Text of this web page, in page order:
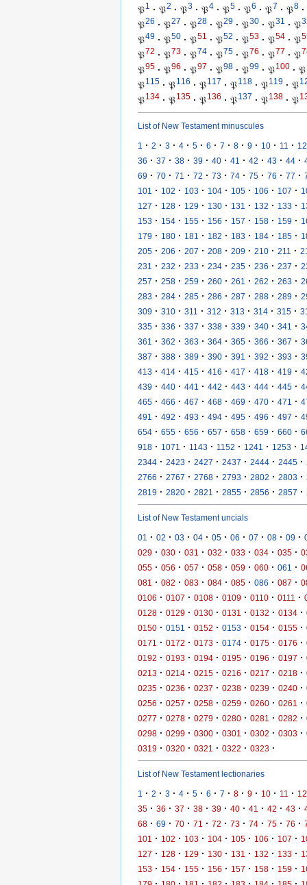
𝔓1 · 𝔓2 · 𝔓3 · 𝔓4 · 𝔓5 · 𝔓6 · 𝔓7 · 𝔓8 ·
𝔓26 · 𝔓27 · 𝔓28 · 𝔓29 · 𝔓30 · 𝔓31 · 𝔓
𝔓49 · 𝔓50 · 𝔓51 · 𝔓52 · 𝔓53 · 𝔓54 · 𝔓
𝔓72 · 𝔓73 · 𝔓74 · 𝔓75 · 𝔓76 · 𝔓77 · 𝔓
𝔓95 · 𝔓96 · 𝔓97 · 𝔓98 · 𝔓99 · 𝔓100 · 𝔓
𝔓115 · 𝔓116 · 𝔓117 · 𝔓118 · 𝔓119 · 𝔓
𝔓134 · 𝔓135 · 𝔓136 · 𝔓137 · 𝔓138 · 𝔓
List of New Testament minuscules
1 · 2 · 3 · 4 · 5 · 6 · 7 · 8 · 9 · 10 · 11 · 12
36 · 37 · 38 · 39 · 40 · 41 · 42 · 43 · 44 ·
69 · 70 · 71 · 72 · 73 · 74 · 75 · 76 · 77 ·
101
· 102 · 103 · 104 · 105 · 106 · 107 ·
127 · 128 · 129 · 130 · 131 · 132 · 133 ·
153 · 154 · 155 · 156 · 157 · 158 · 159 ·
179 · 180 · 181 · 182 · 183 · 184 · 185 ·
205 · 206 · 207 · 208 · 209 · 210 · 211 ·
231
· 232 · 233 · 234 · 235 · 236 · 237 ·
257 · 258 · 259 · 260 · 261 · 262 · 263 ·
283 · 284 · 285 · 286 · 287 · 288 · 289 ·
309 · 310 · 311 · 312 · 313 · 314 · 315 ·
335 · 336 · 337 · 338 · 339 · 340 · 341 ·
361
· 362 · 363 · 364 · 365 · 366 · 367 ·
387 · 388 · 389 · 390 · 391 · 392 · 393 ·
413 · 414 · 415 · 416 · 417 · 418 · 419 ·
439 · 440 · 441 · 442 · 443 · 444 · 445 ·
465 · 466 · 467 · 468 · 469 · 470 · 471 ·
491
· 492 · 493 · 494 · 495 · 496 · 497 ·
654 · 655 · 656 · 657 · 658 · 659 · 660 ·
918 · 1071 · 1143 · 1152 · 1241 · 1253 ·
2344 · 2423 · 2427 · 2437 · 2444 · 2445 ·
2766 · 2767 · 2768 · 2793 · 2802 · 2803 ·
2819 · 2820 · 2821 · 2855 · 2856 · 2857 ·
List of New Testament uncials
01 · 02 · 03 · 04 · 05 · 06 · 07 · 08 · 09 ·
029 · 030 · 031 · 032 · 033 · 034 · 035 ·
055 · 056 · 057 · 058 · 059 · 060 · 061 ·
081
· 082 · 083 · 084 · 085 · 086 · 087 ·
0106 · 0107 · 0108 · 0109 · 0110 · 0111 ·
0128 · 0129 · 0130 · 0131 · 0132 · 0134 ·
0150 · 0151 · 0152 · 0153 · 0154 · 0155 ·
0171
· 0172 · 0173 · 0174 · 0175 · 0176 ·
0192 · 0193 · 0194 · 0195 · 0196 · 0197 ·
0213 · 0214 · 0215 · 0216 · 0217 · 0218 ·
0235 · 0236 · 0237 · 0238 · 0239 · 0240 ·
0256 · 0257 · 0258 · 0259 · 0260 · 0261 ·
0277 · 0278 · 0279 · 0280 · 0281 · 0282 ·
0298 · 0299 · 0300 · 0301 · 0302 · 0303 ·
0319 · 0320 · 0321 · 0322 · 0323 ·
List of New Testament lectionaries
1 · 2 · 3 · 4 · 5 · 6 · 7 · 8 · 9 · 10 · 11 · 12
35 · 36 · 37 · 38 · 39 · 40 · 41 · 42 · 43 ·
68 · 69 · 70 · 71 · 72 · 73 · 74 · 75 · 76 ·
101
· 102 · 103 · 104 · 105 · 106 · 107 ·
127 · 128 · 129 · 130 · 131 · 132 · 133 ·
153 · 154 · 155 · 156 · 157 · 158 · 159 ·